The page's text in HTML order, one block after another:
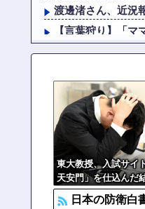
渡邊渚さん、近況
【言葉狩り】「
【悲報】ジャンプ
日本製紙の記者
【悲報】 アメリ
【画像】 パン線透
東大教授、入試サイ
天安門」を仕込んだ
日本の防衛白